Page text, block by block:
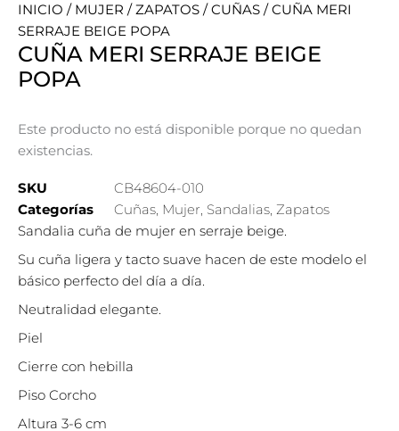
INICIO / MUJER /ZAPATOS /CUÑAS / CUÑA MERI
SERRAJE BEIGE POPA
CUÑA MERI SERRAJE BEIGE
POPA
Este producto no está disponible porque no quedan
existencias.
SKU
CB48604-010
Categorías
Cuñas, Mujer, Sandalias, Zapatos
Sandalia cuña de mujer en serraje beige.
Su cuña ligera y tacto suave hacen de este modelo el
básico perfecto del día a día.
Neutralidad elegante.
Piel
Cierre con hebilla
Piso Corcho
Altura 3-6 cm